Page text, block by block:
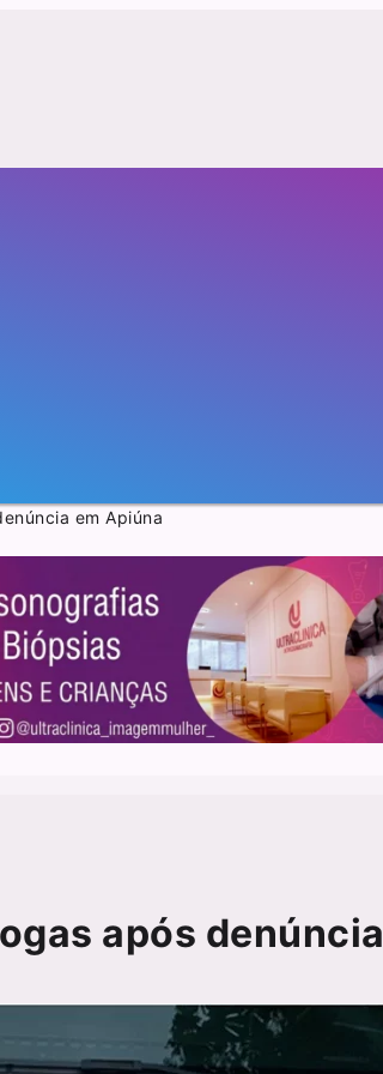
em Apiúna
após